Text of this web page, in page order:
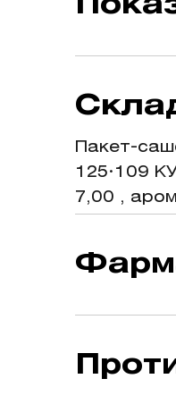
назальної
Пакет-
125·109
7,00 ,